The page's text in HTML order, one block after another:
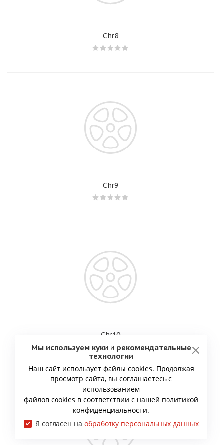
Chr8
Chr9
Chr10
Мы используем куки и рекомендательные
технологии
Наш сайт использует файлы cookies. Продолжая
просмотр сайта, вы соглашаетесь с
использованием
файлов cookies в соответствии с нашей политикой
конфиденциальности.
Я согласен на обработку персональных данных